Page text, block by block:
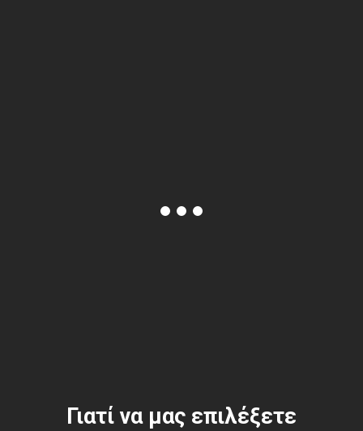
Γιατί να μας επιλέξετε